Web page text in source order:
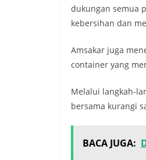
dukungan semua
kebersihan dan
Amsakar juga
container yang
Melalui langkah-
bersama kurangi
BACA JUGA: